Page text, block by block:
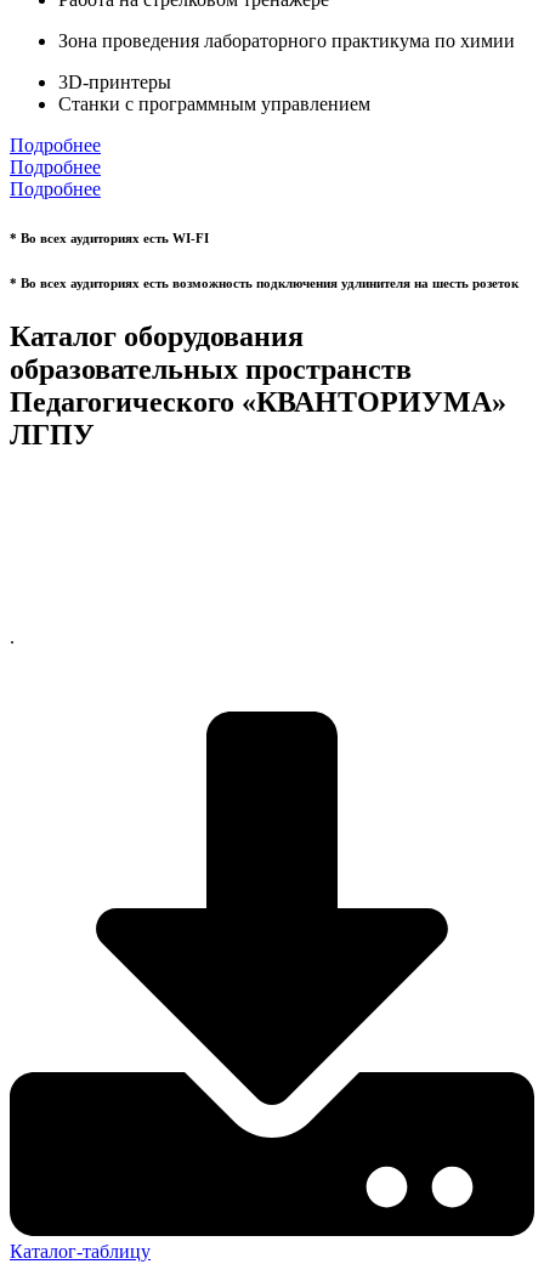
Зона проведения лабораторного практикума по химии
3D-принтеры
Станки с программным управлением
Подробнее
Подробнее
Подробнее
* Во всех аудиториях есть WI-FI
* Во всех аудиториях есть возможность подключения удлинителя на шесть розеток
Каталог оборудования
образовательных пространств
Педагогического «КВАНТОРИУМА»
ЛГПУ
.
Каталог-таблицу